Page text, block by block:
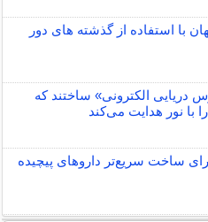
با استفاده از گذشته ­های دور
دریایی الکترونی» ساختند که
با نور هدایت می‌کند
ساخت سریع‌تر داروهای پیچیده